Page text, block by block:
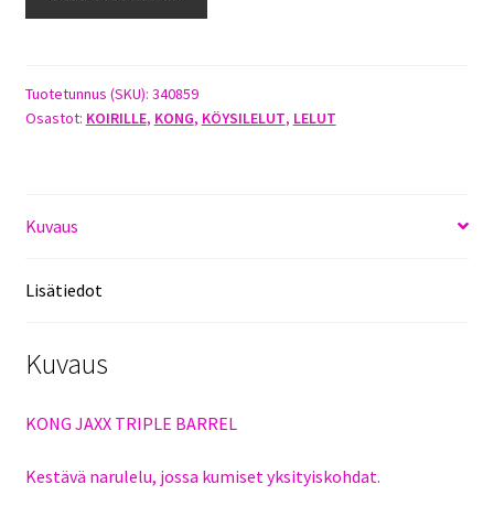
määrä
Tuotetunnus (SKU): 340859
Osastot: KOIRILLE, KONG, KÖYSILELUT, LELUT
Kuvaus
Lisätiedot
Kuvaus
KONG JAXX TRIPLE BARREL
Kestävä narulelu, jossa kumiset yksityiskohdat.